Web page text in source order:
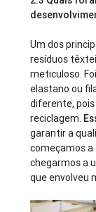
Um dos
resíduos
meticuloso.
elastano ou
diferente,
reciclagem.
garantir a
começamos
chegarmos a
que envolveu